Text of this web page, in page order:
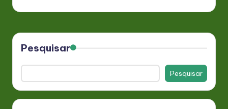
Pesquisar
Pesquisar